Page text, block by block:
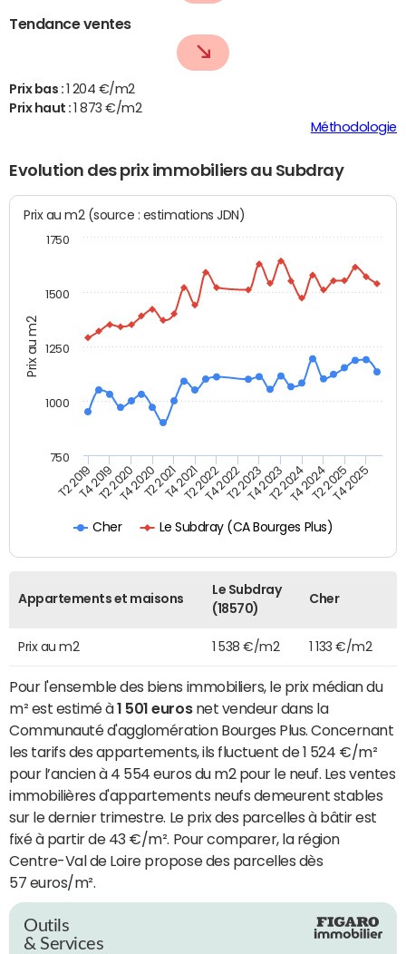
Tendance ventes
Prix bas :
1 204 €/m2
Prix haut :
1 873 €/m2
Méthodologie
Evolution des prix immobiliers au Subdray
Prix au m2
Prix au m2 (source : estimations JDN)
Cher Le Subdray (CA Bourges Plus)
T2 2019T4 2019T2 2020T4 2020T2 2021T4 2021T2 2022T4 2022T2 2023T4 2023T2 2024T4 2024T2 2025T4 2025
1000
750
1250
1500
1750
Appartements et maisons
Le Subdray
(18570)
Cher
Prix au m2 1 538 €/m2 1 133 €/m2
Pour l'ensemble des biens immobiliers, le prix médian du
m² est estimé à1 501 eurosnet vendeur dans la
Communauté d'agglomération Bourges Plus. Concernant
les tarifs des appartements, ils fluctuent de 1 524 €/m²
pour l’ancien à 4 554 euros du m2 pour le neuf. Les ventes
immobilières d'appartements neufs demeurent stables
sur le dernier trimestre. Le prix des parcelles à bâtir est
fixé à partir de 43 €/m². Pour comparer, la région
Centre-Val de Loire propose des parcelles dès
57 euros/m².
Outils
& Services